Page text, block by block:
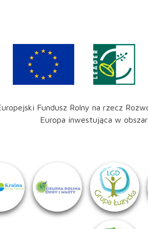
Fundusz Rolny na rzecz
Europa inwestująca w